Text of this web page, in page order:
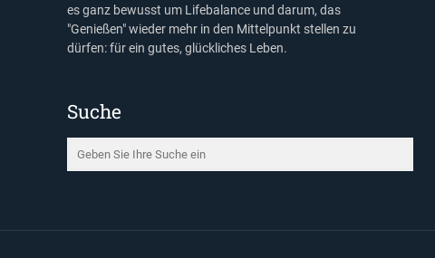
es ganz bewusst um Lifebalance und darum, das
"Genießen" wieder mehr in den Mittelpunkt stellen zu
dürfen: für ein gutes, glückliches Leben.
Suche